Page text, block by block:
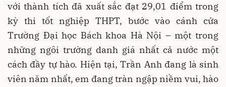
với thành tích đã xuất sắc đạt 29,01 điểm trong
kỳ thi tốt nghiệp THPT, bước vào cánh cửa
Trường Đại học Bách khoa Hà Nội – một trong
những ngôi trường danh giá nhất cả nước một
cách đầy tự hào. Hiện tại, Trần Anh đang là sinh
viên năm nhất, em đang tràn ngập niềm vui, hào